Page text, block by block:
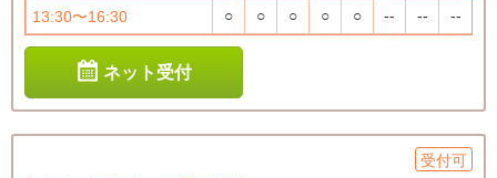
13:30〜16:30 ○ ○ ○ ○ ○ -- -- --
ネット受付
受付可